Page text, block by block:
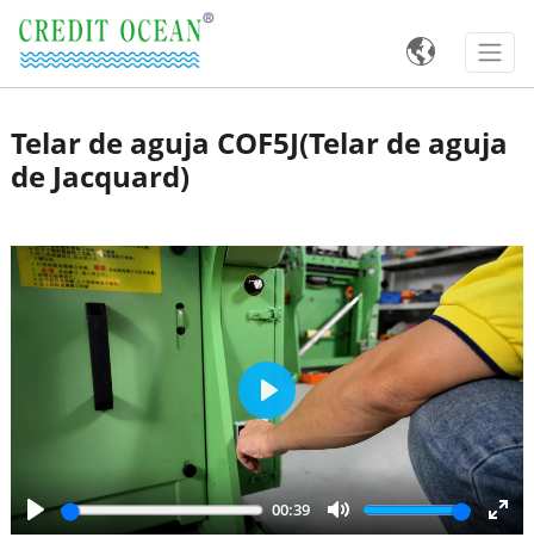

Telar de aguja COF5J(Telar de aguja
de Jacquard)
Play
00:39
Mute
Play